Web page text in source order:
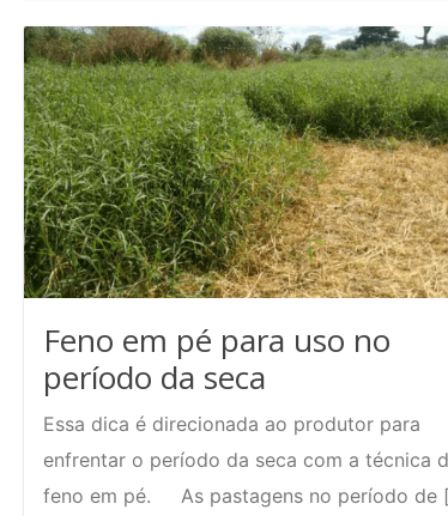
de
é
o
Feno em pé para uso no
período da seca
Essa dica é direcionada ao produtor para
enfrentar o período da seca com a técnica
feno em pé. As pastagens no período de